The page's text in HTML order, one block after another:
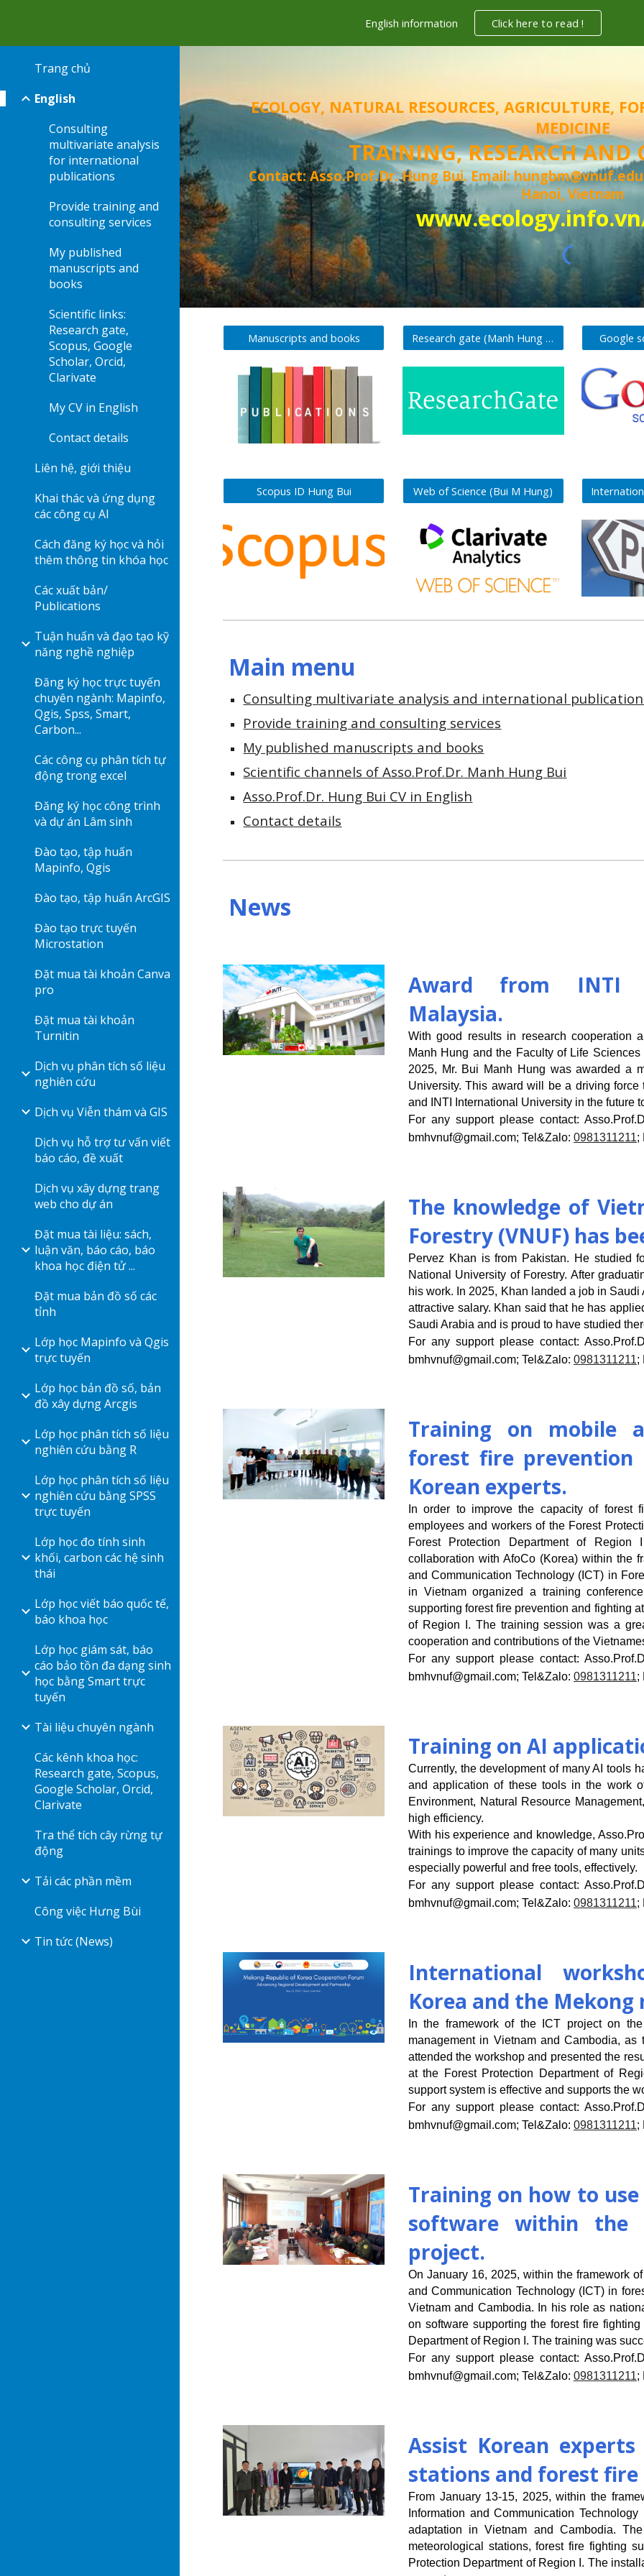
Skip to main content Skip to
English information Click here to read !
Trang chủ
English
Consulting
multivariate analysis
for international
publications
Provide training and
consulting services
My published
manuscripts and
books
Scientific links:
Research gate,
Scopus, Google
Scholar, Orcid,
Clarivate
My CV in English
Contact details
Liên hệ, giới thiệu
Khai thác và ứng dụng
các công cụ AI
Cách đăng ký học và hỏi
thêm thông tin khóa học
Các xuất bản/
Publications
Tuận huấn và đạo tạo kỹ
năng nghề nghiệp
Đăng ký học trực tuyến
chuyên ngành: Mapinfo,
Qgis, Spss, Smart,
Carbon...
Các công cụ phân tích tự
động trong excel
Đăng ký học công trình
và dự án Lâm sinh
Đào tạo, tập huấn
Mapinfo, Qgis
Đào tạo, tập huấn ArcGIS
Đào tạo trực tuyến
Microstation
Đặt mua tài khoản Canva
pro
Đặt mua tài khoản
Turnitin
Dịch vụ phân tích số liệu
nghiên cứu
Dịch vụ Viễn thám và GIS
Dịch vụ hỗ trợ tư vấn viết
báo cáo, đề xuất
Dịch vụ xây dựng trang
web cho dự án
Đặt mua tài liệu: sách,
luận văn, báo cáo, báo
khoa học điện tử ...
Đặt mua bản đồ số các
tỉnh
Lớp học Mapinfo và Qgis
trực tuyến
Lớp học bản đồ số, bản
đồ xây dựng Arcgis
Lớp học phân tích số liệu
nghiên cứu bằng R
Lớp học phân tích số liệu
nghiên cứu bằng SPSS
trực tuyến
Lớp học đo tính sinh
khối, carbon các hệ sinh
thái
Lớp học viết báo quốc tế,
báo khoa học
Lớp học giám sát, báo
cáo bảo tồn đa dạng sinh
học bằng Smart trực
tuyến
Tài liệu chuyên ngành
Các kênh khoa học:
Research gate, Scopus,
Google Scholar, Orcid,
Clarivate
Tra thể tích cây rừng tự
động
Tải các phần mềm
Công việc Hưng Bùi
Tin tức (News)
ECOLOGY, NATURAL RESOURCES, AGRICULTURE,
MEDICINE
TRAINING, RESEARCH AND
Contact:Asso.Prof.Dr. Hung Bui. Email:
Hanoi, Vietnam
Manuscripts and books Research gate (Manh Hung Bui) Google
Scopus ID Hung Bui Web of Science (Bui M Hung)
Main menu
Consulting multivariate analysis and international
Provide training and consulting services
My published manuscripts and books
Scientific channels ofAsso.Prof.Dr. Manh Hung Bui
Asso.Prof.Dr. Hung Bui CV in English
Contact details
News
Award from INTI
Malaysia.
With good results in research cooperation
Manh Hung and the Faculty of Life
2025, Mr. Bui Manh Hung was awarded a
University. This award will be a driving
and INTI International University in the future
For any support please contact:
bmhvnuf@gmail.com; Tel&Zalo: 0981311211;
The knowledge of
Forestry (VNUF) has
Pervez Khan is from Pakistan. He studied
National University of Forestry. After
his work. In 2025, Khan landed a job in
attractive salary. Khan said that he has
Saudi Arabia and is proud to have studied
For any support please contact:
bmhvnuf@gmail.com; Tel&Zalo: 0981311211;
Training on mobile
forest fire prevention
Korean experts.
In order to improve the capacity of forest
employees and workers of the Forest
Forest Protection Department of
collaboration with AfoCo (Korea) within the
and Communication Technology (ICT) in
in Vietnam organized a training
supporting forest fire prevention and fighting
of Region I. The training session was a
cooperation and contributions of the
For any support please contact:
bmhvnuf@gmail.com; Tel&Zalo: 0981311211;
Training on AI
Currently, the development of many AI tools
and application of these tools in the work
Environment, Natural Resource
high efficiency.
With his experience and knowledge,
trainings to improve the capacity of many
especially powerful and free tools, effectively.
For any support please contact:
bmhvnuf@gmail.com; Tel&Zalo: 0981311211;
International
Korea and the Mekong
In the framework of the ICT project on
management in Vietnam and Cambodia,
attended the workshop and presented the
at the Forest Protection Department of
support system is effective and supports the
For any support please contact:
bmhvnuf@gmail.com; Tel&Zalo: 0981311211;
Training on how to
software within the
project.
On January 16, 2025, within the framework
and Communication Technology (ICT) in
Vietnam and Cambodia. In his role as
on software supporting the forest fire
Department of Region I. The training was
For any support please contact:
bmhvnuf@gmail.com; Tel&Zalo: 0981311211;
Assist Korean
stations and forest
From January 13-15, 2025, within the
Information and Communication
adaptation in Vietnam and Cambodia.
meteorological stations, forest fire fighting
Protection Department of Region I. The